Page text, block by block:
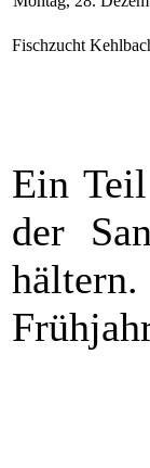
Fischzucht
Ein
der